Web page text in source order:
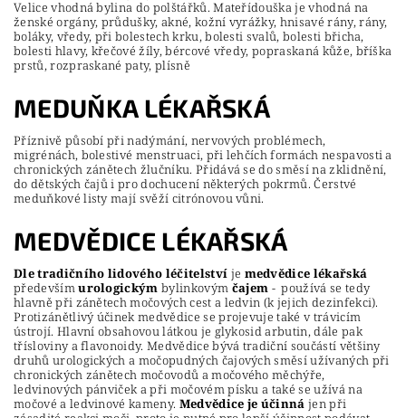
Velice vhodná bylina do polštářků. Mateřídouška je vhodná na
ženské orgány, průdušky, akné, kožní vyrážky, hnisavé rány, rány,
boláky, vředy, při bolestech krku, bolesti svalů, bolesti břicha,
bolesti hlavy, křečové žíly, bércové vředy, popraskaná kůže, bříška
prstů, rozpraskané paty, plísně
MEDUŇKA LÉKAŘSKÁ
Příznivě působí při nadýmání, nervových problémech,
migrénách, bolestivé menstruaci, při lehčích formách nespavosti a
chronických zánětech žlučníku. Přidává se do směsí na zklidnění,
do dětských čajů i pro dochucení některých pokrmů. Čerstvé
meduňkové listy mají svěží citrónovou vůni.
MEDVĚDICE LÉKAŘSKÁ
Dle tradičního lidového léčitelství je medvědice lékařská
předevšímurologickým bylinkovým čajem - používá se tedy
hlavně při zánětech močových cest a ledvin (k jejich dezinfekci).
Protizánětlivý účinek medvědice se projevuje také v trávicím
ústrojí. Hlavní obsahovou látkou je glykosid arbutin, dále pak
třísloviny a flavonoidy. Medvědice bývá tradiční součástí většiny
druhů urologických a močopudných čajových směsí užívaných při
chronických zánětech močovodů a močového měchýře,
ledvinových pánviček a při močovém písku a také se užívá na
močové a ledvinové kameny. Medvědice je účinná jen při